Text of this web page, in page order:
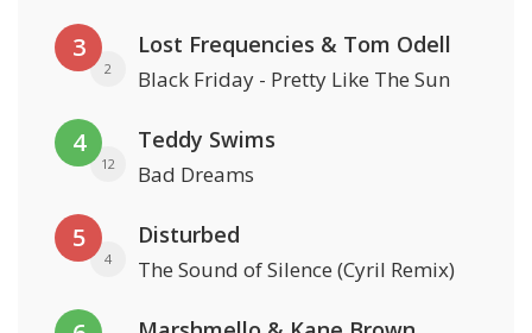
3
2
Lost Frequencies & Tom Odell
Black Friday - Pretty Like The Sun
4
12
Teddy Swims
Bad Dreams
5
4
Disturbed
The Sound of Silence (Cyril Remix)